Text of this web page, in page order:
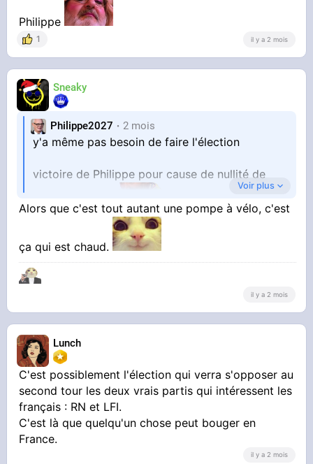
Philippe
1 il y a 2 mois
Sneaky
Philippe2027 2 mois
y'a même pas besoin de faire l'élection
victoire de Philippe pour cause de nullité de
tous les autres
Voir plus
Alors que c'est tout autant une pompe à vélo, c'est
ça qui est chaud.
il y a 2 mois
Lunch
C'est possiblement l'élection qui verra s'opposer au
second tour les deux vrais partis qui intéressent les
français : RN et LFI.
C'est là que quelqu'un chose peut bouger en
France.
il y a 2 mois